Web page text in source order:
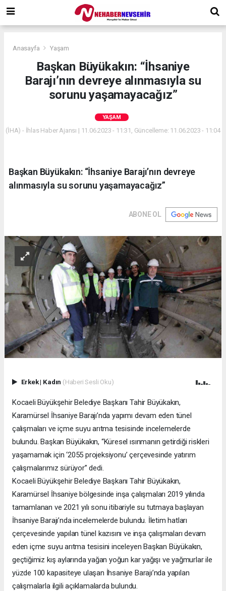
Anasayfa Yaşam
Başkan Büyükakın: “İhsaniye
Barajı’nın devreye alınmasıyla su
sorunu yaşamayacağız”
YAŞAM
(İHA) - İhlas Haber Ajansı | 11.06.2023 - 11:31, Güncelleme: 11.06.2023 - 11:04
Başkan Büyükakın: “İhsaniye Barajı’nın devreye
alınmasıyla su sorunu yaşamayacağız”
ABONE OL
Erkek| Kadın (Haberi Sesli Oku)
Kocaeli Büyükşehir Belediye Başkanı Tahir Büyükakın,
Karamürsel İhsaniye Barajı’nda yapımı devam eden tünel
çalışmaları ve içme suyu arıtma tesisinde incelemelerde
bulundu. Başkan Büyükakın, “Küresel ısınmanın getirdiği riskleri
yaşamamak için ‘2055 projeksiyonu’ çerçevesinde yatırım
çalışmalarımız sürüyor” dedi.
Kocaeli Büyükşehir Belediye Başkanı Tahir Büyükakın,
Karamürsel İhsaniye bölgesinde inşa çalışmaları 2019 yılında
tamamlanan ve 2021 yılı sonu itibariyle su tutmaya başlayan
İhsaniye Barajı’nda incelemelerde bulundu. İletim hatları
çerçevesinde yapılan tünel kazısını ve inşa çalışmaları devam
eden içme suyu arıtma tesisini inceleyen Başkan Büyükakın,
geçtiğimiz kış aylarında yağan yoğun kar yağışı ve yağmurlar ile
yüzde 100 kapasiteye ulaşan İhsaniye Barajı’nda yapılan
çalışmalarla ilgili açıklamalarda bulundu.